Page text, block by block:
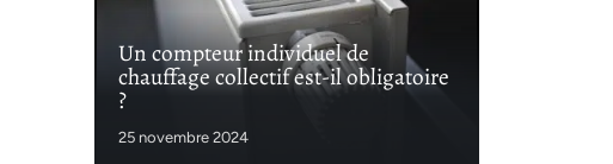
Un compteur individuel de
chauffage collectif est-il obligatoire
?
25 novembre 2024